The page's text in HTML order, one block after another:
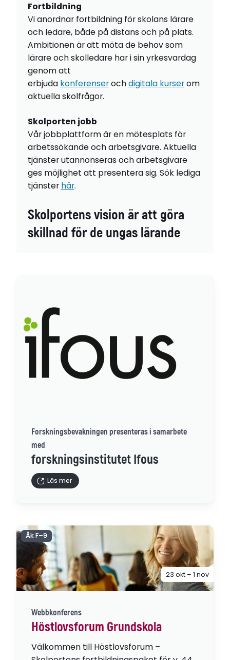
Fortbildning
Vi anordnar fortbildning för skolans lärare
och ledare, både på distans och på plats.
Ambitionen är att möta de behov som
lärare och skolledare har i sin yrkesvardag
genom att
erbjuda konferenserochdigitala kurserom
aktuella skolfrågor.
Skolporten jobb
Vår jobbplattform är en mötesplats för
arbetssökande och arbetsgivare. Aktuella
tjänster utannonseras och arbetsgivare
ges möjlighet att presentera sig. Sök lediga
tjänster här.
Skolportens vision är att göra
skillnad för de ungas lärande
Forskningsbevakningen presenteras i samarbete
med
forskningsinstitutet Ifous
Läs mer
Webbkonferens
Höstlovsforum Grundskola
Välkommen till Höstlovsforum –
Åk F–9
23 okt – 1 nov